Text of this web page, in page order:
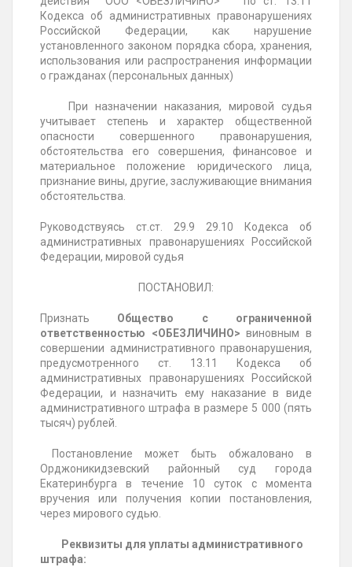
Кодекса об административных правонарушениях
Российской Федерации, как нарушение
установленного законом порядка сбора, хранения,
использования или распространения информации
о гражданах (персональных данных)
При назначении наказания, мировой судья
учитывает степень и характер общественной
опасности совершенного правонарушения,
обстоятельства его совершения, финансовое и
материальное положение юридического лица,
признание вины, другие, заслуживающие внимания
обстоятельства.
Руководствуясь ст.ст. 29.9 29.10 Кодекса об
административных правонарушениях Российской
Федерации, мировой судья
ПОСТАНОВИЛ:
Признать Общество с ограниченной
ответственностью <ОБЕЗЛИЧИНО> виновным в
совершении административного правонарушения,
предусмотренного ст. 13.11 Кодекса об
административных правонарушениях Российской
Федерации, и назначить ему наказание в виде
административного штрафа в размере 5 000 (пять
тысяч) рублей.
Постановление может быть обжаловано в
Орджоникидзевский районный суд города
Екатеринбурга в течение 10 суток с момента
вручения или получения копии постановления,
через мирового судью.
Реквизиты для уплаты административного
штрафа: